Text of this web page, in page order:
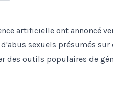
artificielle ont annoncé
sexuels présumés
des outils populaires de